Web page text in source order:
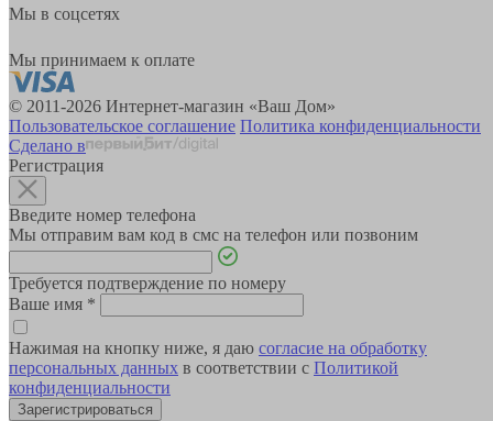
Мы в соцсетях
Мы принимаем к оплате
© 2011-2026 Интернет-магазин «Ваш Дом»
Пользовательское соглашение Политика конфиденциальности
Сделано в
Регистрация
Введите номер телефона
Мы отправим вам код в смс на телефон или позвоним
Требуется подтверждение по номеру
Ваше имя *
Нажимая на кнопку ниже, я даю согласие на обработку
персональных данных в соответствии с Политикой
конфиденциальности
Зарегистрироваться